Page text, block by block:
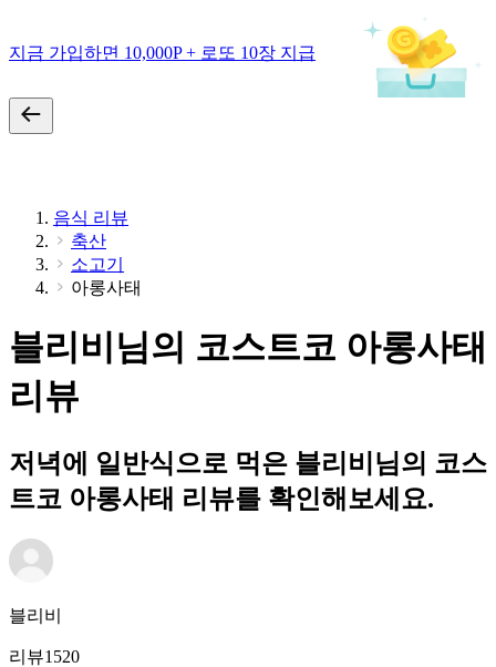
지금 가입하면 10,000P + 로또 10장 지급
음식 리뷰
축산
소고기
아롱사태
블리비님의 코스트코 아롱사태
리뷰
저녁에 일반식으로 먹은 블리비님의 코스
트코 아롱사태 리뷰를 확인해보세요.
블리비
리뷰1520